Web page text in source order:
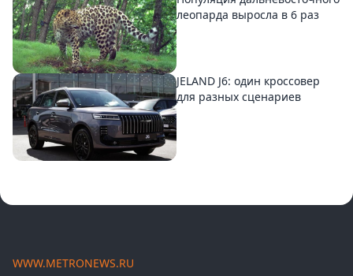
леопарда выросла в 6 раз
JELAND J6: один кроссовер
для разных сценариев
WWW.METRONEWS.RU